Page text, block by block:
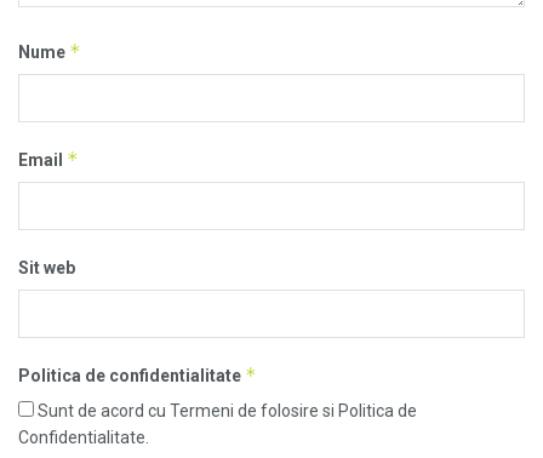
Nume *
Email *
Sit web
Politica de confidentialitate *
Sunt de acord cu Termeni de folosire si Politica de
Confidentialitate.